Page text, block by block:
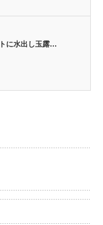
に水出し玉露…